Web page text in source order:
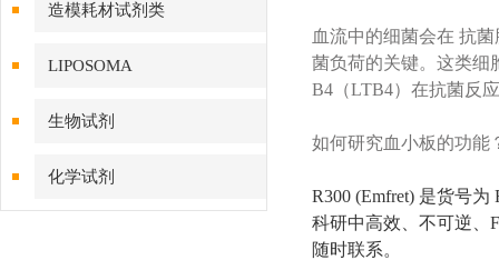
造模耗材试剂类
LIPOSOMA
生物试剂
化学试剂
血流中的细菌会在 抗
菌负荷的关键。这类细
B4（LTB4）在抗菌反
如何研究血小板的功能
R300 (Emfret) 是货号为
科研中高效、不可逆、
随时联系。